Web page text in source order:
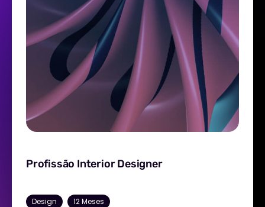
Profissão Interior Designer
Design 12 Meses